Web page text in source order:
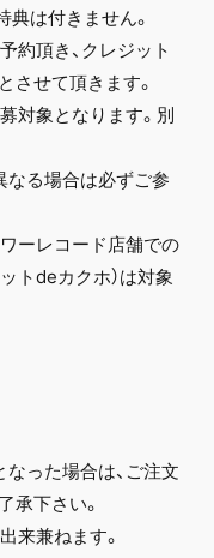
典は付きません。
約頂き、クレジット
させて頂きます。
対象となります。別
る場合は必ずご参
ーレコード店舗での
トdeカクホ）は対象
った場合は、ご注文
承下さい。
来兼ねます。